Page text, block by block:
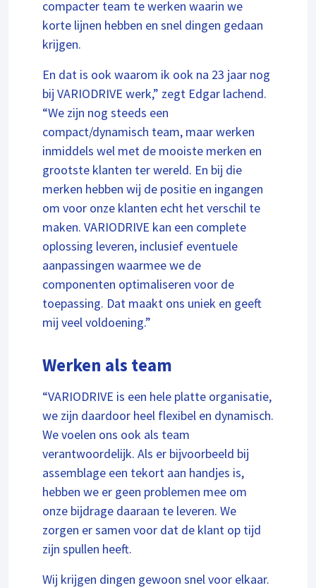
compacter team te werken waarin we
korte lijnen hebben en snel dingen gedaan
krijgen.
En dat is ook waarom ik ook na 23 jaar nog
bij VARIODRIVE werk,” zegt Edgar lachend.
“We zijn nog steeds een
compact/dynamisch team, maar werken
inmiddels wel met de mooiste merken en
grootste klanten ter wereld. En bij die
merken hebben wij de positie en ingangen
om voor onze klanten echt het verschil te
maken. VARIODRIVE kan een complete
oplossing leveren, inclusief eventuele
aanpassingen waarmee we de
componenten optimaliseren voor de
toepassing. Dat maakt ons uniek en geeft
mij veel voldoening.”
Werken als team
“VARIODRIVE is een hele platte organisatie,
we zijn daardoor heel flexibel en dynamisch.
We voelen ons ook als team
verantwoordelijk. Als er bijvoorbeeld bij
assemblage een tekort aan handjes is,
hebben we er geen problemen mee om
onze bijdrage daaraan te leveren. We
zorgen er samen voor dat de klant op tijd
zijn spullen heeft.
Wij krijgen dingen gewoon snel voor elkaar.